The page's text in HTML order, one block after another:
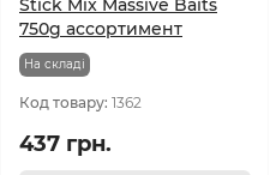
Stick Mix Massive Baits
750g ассортимент
На складi
Код товару: 1362
437 грн.